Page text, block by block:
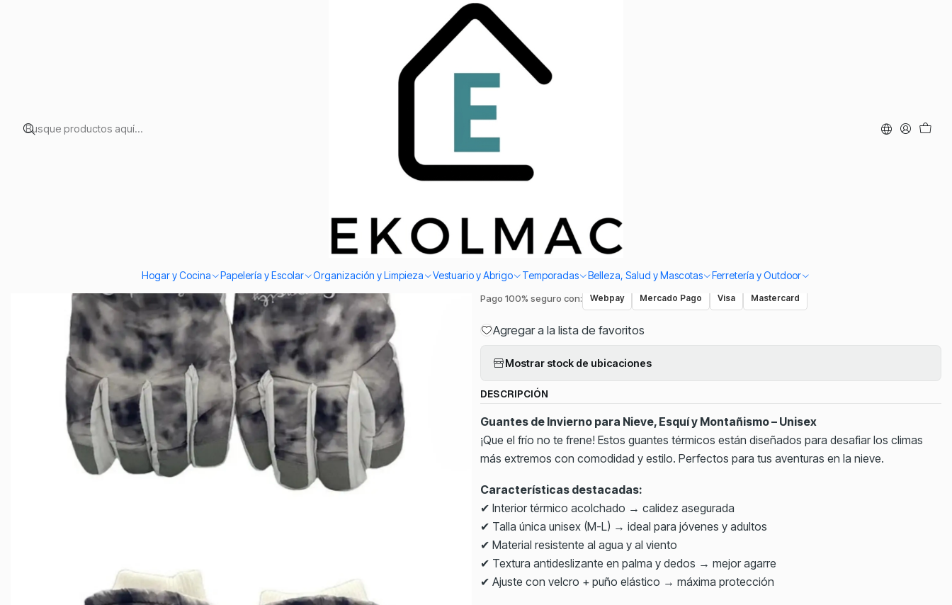
Hogar y Cocina Papelería y Escolar Organización y Limpieza Vestuario y Abrigo Temporadas Belleza, Salud y Mascotas Ferretería y Outdoor
Envío el mismo día en Santiago
|
Guantes De Invierno Esquí
Montañismo Para La Nieve.
Compra protegida. Garantía ante defectos de fabricación y cambios según nuestra política.
Pago 100% seguro con: Webpay Mercado Pago Visa Mastercard
Agregar a la lista de favoritos
Mostrar stock de ubicaciones
DESCRIPCIÓN
Guantes de Invierno para Nieve, Esquí y Montañismo – Unisex
¡Que el frío no te frene! Estos guantes térmicos están diseñados para desafiar los climas
más extremos con comodidad y estilo. Perfectos para tus aventuras en la nieve.
Características destacadas:
✔ Interior térmico acolchado → calidez asegurada
✔ Talla única unisex (M-L) → ideal para jóvenes y adultos
✔ Material resistente al agua y al viento
✔ Textura antideslizante en palma y dedos → mejor agarre
✔ Ajuste con velcro + puño elástico → máxima protección